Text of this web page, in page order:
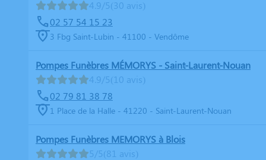
4.9/5(30 avis)
02 57 54 15 23
3 Fbg Saint-Lubin - 41100 - Vendôme
Pompes Funèbres MÉMORYS - Saint-Laurent-Nouan
4.9/5(10 avis)
02 79 81 38 78
1 Place de la Halle - 41220 - Saint-Laurent-Nouan
Pompes Funèbres MEMORYS à Blois
5/5(81 avis)